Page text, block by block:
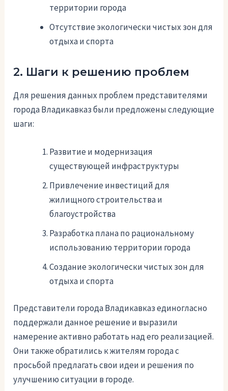
территории города
Отсутствие экологически чистых зон для
отдыха и спорта
2. Шаги к решению проблем
Для решения данных проблем представителями
города Владикавказ были предложены следующие
шаги:
Развитие и модернизация
существующей инфраструктуры
Привлечение инвестиций для
жилищного строительства и
благоустройства
Разработка плана по рациональному
использованию территории города
Создание экологически чистых зон для
отдыха и спорта
Представители города Владикавказ единогласно
поддержали данное решение и выразили
намерение активно работать над его реализацией.
Они также обратились к жителям города с
просьбой предлагать свои идеи и решения по
улучшению ситуации в городе.